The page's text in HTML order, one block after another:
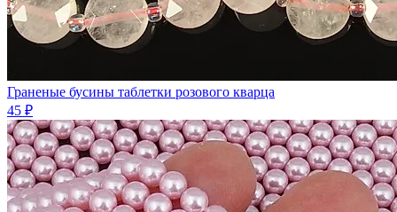
Граненые бусины таблетки розового кварца
45 ₽